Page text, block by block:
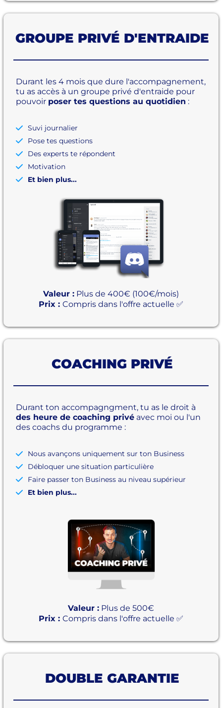
GROUPE PRIVÉ D'ENTRAIDE
Durant les 4 mois que dure l'accompagnement,
tu as accès à un groupe privé d'entraide pour
pouvoir poser tes questions au quotidien :
Suvi journalier
Pose tes questions
Des experts te répondent
Motivation
Et bien plus...
Valeur : Plus de 400€ (100€/mois)
Prix : Compris dans l'offre actuelle ✅
COACHING PRIVÉ
Durant ton accompagngment, tu as le droit à
des heure de coaching privé avec moi ou l'un
des coachs du programme :
Nous avançons uniquement sur ton Business
Débloquer une situation particulière
Faire passer ton Business au niveau supérieur
Et bien plus...
Valeur : Plus de 500€
Prix : Compris dans l'offre actuelle ✅
DOUBLE GARANTIE